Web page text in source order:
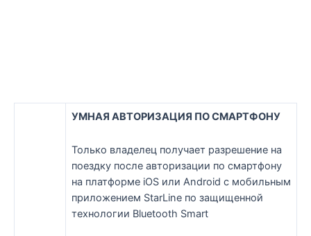
УМНАЯ АВТОРИЗАЦИЯ ПО СМАРТФОНУ
Только владелец получает разрешение на
поездку после авторизации по смартфону
на платформе iOS или Android с мобильным
приложением StarLine по защищенной
технологии Bluetooth Smart